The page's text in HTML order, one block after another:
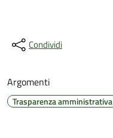
Condividi
Argomenti
Trasparenza amministrativa